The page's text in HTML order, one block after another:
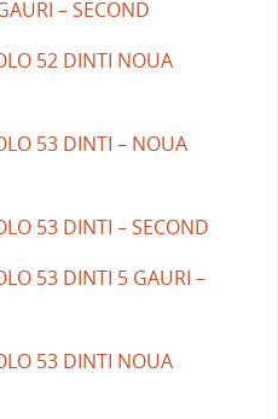
– SECOND
52 DINTI NOUA
53 DINTI – NOUA
53 DINTI – SECOND
53 DINTI 5 GAURI –
53 DINTI NOUA